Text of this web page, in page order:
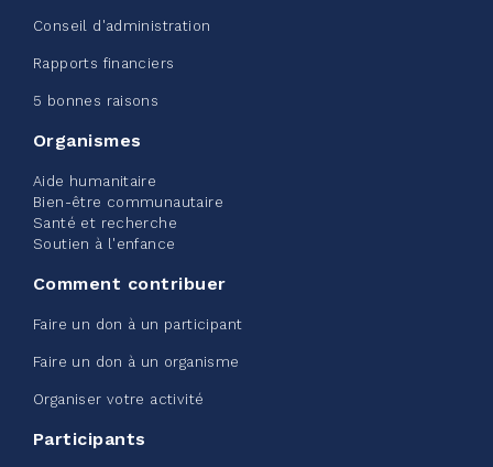
Edmonton Corporate Challenge
2026 - Extra Life
2% 20,00 $/ 1 000,00 $
Conseil d'administration
Rapports financiers
5 bonnes raisons
Organismes
Aide humanitaire
Bien-être communautaire
Santé et recherche
Soutien à l'enfance
Comment contribuer
Faire un don à un participant
Faire un don à un organisme
Organiser votre activité
Participants